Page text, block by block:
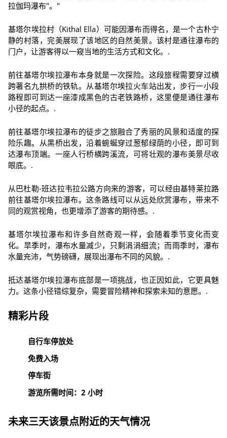
拉伽玛瀑布"。"
基塔尔埃拉村（Kithal Ella）可能因瀑布而得名，是一个古朴宁
静的村落，完美展现了该地区的自然美景。该村是通往瀑布的
门户，让游客得以一窥当地的生活方式和文化。.
前往基塔尔埃拉瀑布本身就是一次探险。这段旅程需要穿过横
跨著名九拱桥的铁轨。从基塔尔埃拉火车站出发，步行一小段
路程即可到达一座漆成黑色的古老铁路桥，这里便是通往瀑布
小径的起点。.
前往基塔尔埃拉瀑布的徒步之旅融合了秀丽的风景和适度的探
险乐趣。从黑桥出发，沿着蜿蜒穿过葱郁绿荫的小径，即可到
达瀑布顶端。一座人行桥横跨溪流，可将壮观的瀑布美景尽收
眼底。.
从巴杜勒-班达拉韦拉公路方向来的游客，可以经由基特莱拉路
前往基塔尔埃拉瀑布。这条路线可以从远处欣赏瀑布，带来不
同的观赏视角，也更增添了游客的期待感。.
基塔尔埃拉瀑布和许多自然奇观一样，会随着季节变化而变
化。旱季时，瀑布水量减少，只剩涓涓细流；而雨季时，瀑布
水量充沛，气势磅礴，展现出瀑布不同的风貌。.
抵达基塔尔埃拉瀑布底部是一项挑战，也正因如此，它更具魅
力。这条小径错综复杂，需要冒险精神和探索未知的意愿。.
精彩片段
自行车停放处
免费入场
停车街
游览所需时间：2 小时
未来三天该景点附近的天气情况